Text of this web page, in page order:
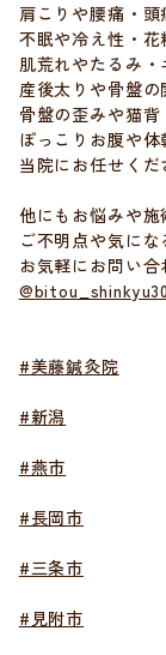
肩こりや腰痛・頭
不眠や冷え性・花
肌荒れやたるみ・
産後太りや骨盤の
骨盤の歪みや猫背
ぽっこりお腹や
当院にお任せくだ
他にもお悩みや施
ご不明点や気にな
お気軽にお問い合
#美藤鍼灸院
#新潟
#燕市
#長岡市
#三条市
#見附市